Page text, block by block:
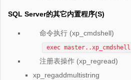
SQL Server的其它内置程序(S)
命令执行 (xp_cmdshell)
exec
注册表操作 (xp_regread)
xp_regaddmultistring